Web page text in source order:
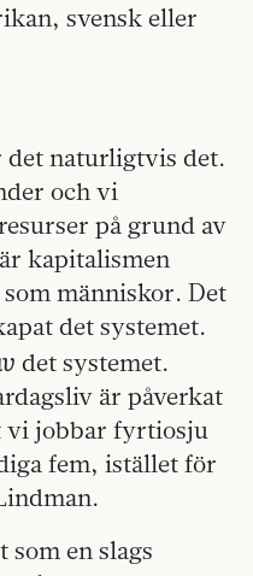
svensk eller
det naturligtvis det.
och vi
på grund av
kapitalismen
människor. Det
det systemet.
det systemet.
är påverkat
vi jobbar fyrtiosju
fem, istället för
som en slags